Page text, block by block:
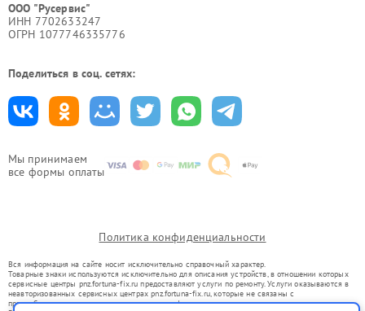
Мы принимаем
все формы оплаты
ООО "Русервис"
ИНН 7702633247
ОГРН 1077746335776
Поделиться в соц. сетях:
Политика конфиденциальности
Вся информация на сайте носит исключительно справочный характер.
Товарные знаки используются исключительно для описания устройств, в отношении которых
сервисные центры pnz.fortuna-fix.ru предоставляют услуги по ремонту. Услуги оказываются в
неавторизованных сервисных центрах pnz.fortuna-fix.ru, которые не связаны с
правообладателями товарных знаков или их официальными представителями.